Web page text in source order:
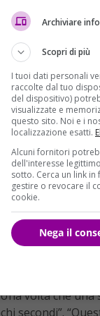
Juliane
dal
controllo di
può essere
volta che
secondi”.
Archiviare
Scopri di più
I tuoi dati personali
raccolte dal tuo
del dispositivo)
visualizzate e
questo sito. Noi e i
localizzazione esatti.
Alcuni fornitori
dell'interesse
sotto. Cerca un link
gestire o revocare il
cookie.
Nega il